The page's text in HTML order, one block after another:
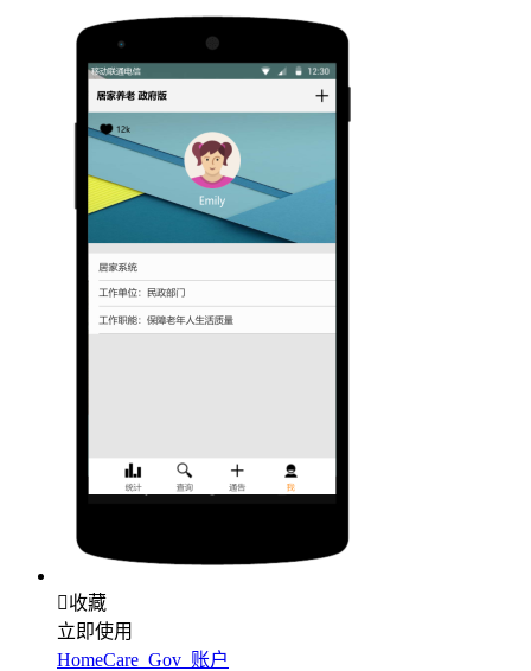
收藏
立即使用
HomeCare_Gov_账户